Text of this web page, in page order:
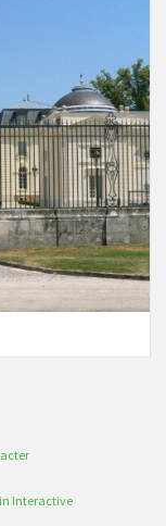
Interactive